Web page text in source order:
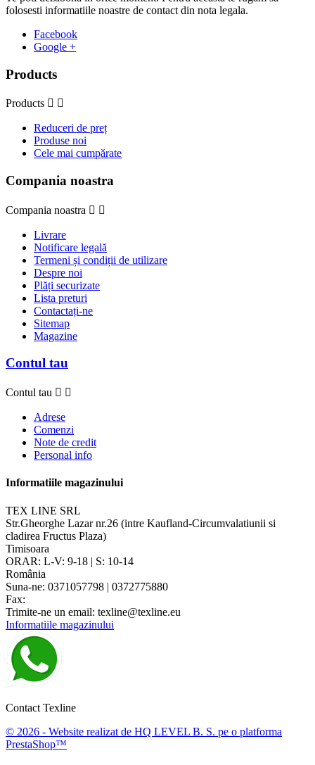
folosesti informatiile noastre de contact din nota legala.
Facebook
Google +
Products
Products  
Reduceri de preț
Produse noi
Cele mai cumpărate
Compania noastra
Compania noastra  
Livrare
Notificare legală
Termeni și condiții de utilizare
Despre noi
Plăți securizate
Lista preturi
Contactați-ne
Sitemap
Magazine
Contul tau
Contul tau  
Adrese
Comenzi
Note de credit
Personal info
Informatiile magazinului
TEX LINE SRL
Str.Gheorghe Lazar nr.26 (intre Kaufland-Circumvalatiunii si
cladirea Fructus Plaza)
Timisoara
ORAR: L-V: 9-18 | S: 10-14
România
Suna-ne: 0371057798 | 0372775880
Fax:
Trimite-ne un email: texline@texline.eu
Informatiile magazinului
Contact Texline
© 2026 - Website realizat de HQ LEVEL B. S. pe o platforma
PrestaShop™